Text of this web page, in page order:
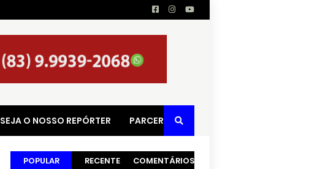
SEJA O NOSSO REPÓRTER PARCERIAS
POPULAR RECENTE COMENTÁRIOS